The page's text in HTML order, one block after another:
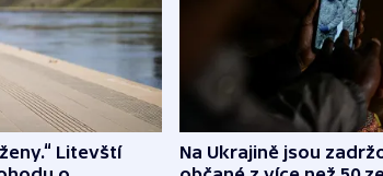
Litevští
Na Ukrajině jsou